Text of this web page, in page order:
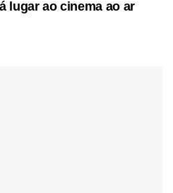
lugar ao cinema ao ar